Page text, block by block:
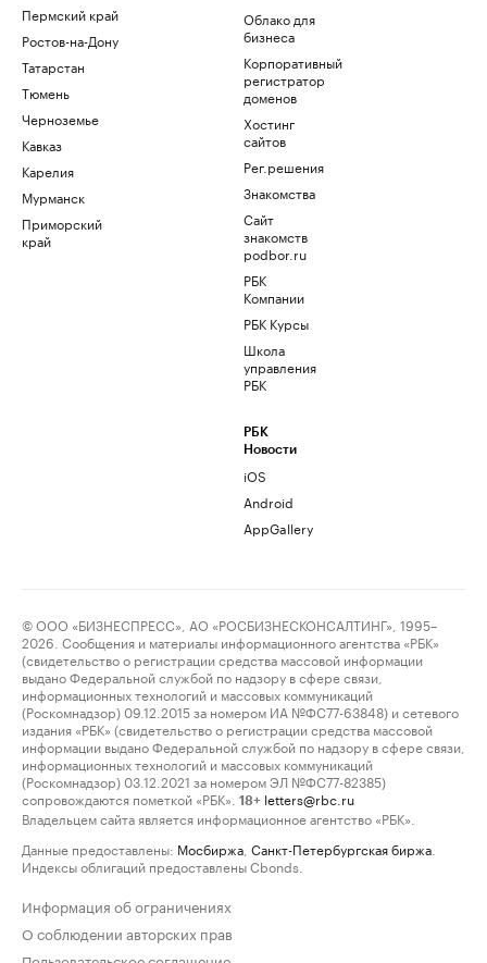
Пермский край
Ростов-на-Дону
Татарстан
Тюмень
Черноземье
Кавказ
Карелия
Мурманск
Приморский
край
Облако для
бизнеса
Корпоративный
регистратор
доменов
Хостинг
сайтов
Рег.решения
Знакомства
Сайт
знакомств
podbor.ru
РБК
Компании
РБК Курсы
Школа
управления
РБК
РБК
Новости
iOS
Android
AppGallery
© ООО «БИЗНЕСПРЕСС», АО «РОСБИЗНЕСКОНСАЛТИНГ», 1995–
2026. Сообщения и материалы информационного агентства «РБК»
(свидетельство о регистрации средства массовой информации
выдано Федеральной службой по надзору в сфере связи,
информационных технологий и массовых коммуникаций
(Роскомнадзор) 09.12.2015 за номером ИА №ФС77-63848) и сетевого
издания «РБК» (свидетельство о регистрации средства массовой
информации выдано Федеральной службой по надзору в сфере связи,
информационных технологий и массовых коммуникаций
(Роскомнадзор) 03.12.2021 за номером ЭЛ №ФС77-82385)
сопровождаются пометкой «РБК».
18+ letters@rbc.ru
Владельцем сайта является информационное агентство «РБК».
Данные предоставлены: Мосбиржа Санкт-Петербургская биржа
Индексы облигаций предоставлены Cbonds.
Информация об ограничениях
О соблюдении авторских прав